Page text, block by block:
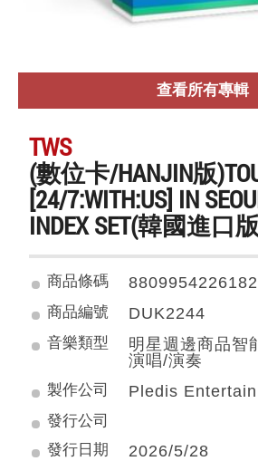
查看所有專輯
TWS
(數位卡/HANJIN版
[24/7:WITH:US] IN
INDEX SET(韓國進口
商品條碼 8809954226182
商品編號 DUK2244
音樂類型
明星週邊商品智
演唱/演奏
製作公司 Pledis
發行公司
發行日期
2026/5/28